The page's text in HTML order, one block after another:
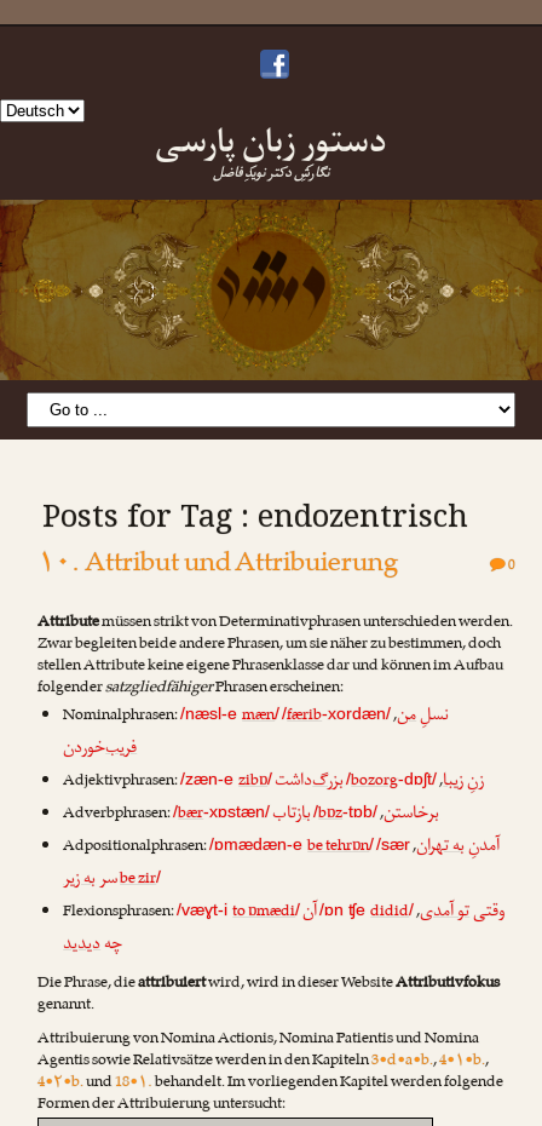
Sprache
دستورِ زبانِ پارسی
نگارشِ دکتر نویدِ فاضل
Posts for Tag : endozentrisch
۱۰. Attribut und Attribuierung 0
Attributemüssen strikt von Determinativphrasen unterschieden werden.
Zwar begleiten beide andere Phrasen, um sie näher zu bestimmen, doch
stellen Attribute keine eigene Phrasenklasse dar und können im Aufbau
folgendersatzgliedfähigerPhrasen erscheinen:
Nominalphrasen:/næsl-emæn/ نسلِمن,
/færib-xordæn/
فریب‌خوردن
Adjektivphrasen:/zæn-ezibɒ/ زنِزیبا,
/bozorg-dɒʃt/ بزرگ‌داشت
Adverbphrasen:/bær-xɒstæn/ برخاستن,
/bɒz-tɒb/ بازتاب
Adpositionalphrasen:/ɒmædæn-ebe tehrɒn/ آمدنِبه تهران,
/sær
be zir/ سربه زیر
Flexionsphrasen:/væɣt-ito ɒmædi/ وقتیتو آمدی,
/ɒn ʧedidid/
آن
چهدیدید
Die Phrase, dieattribuiertwird, wird in dieser WebsiteAttributivfokus
genannt.
Attribuierung von Nomina Actionis, Nomina Patientis und Nomina
Agentis sowie Relativsätze werden in den Kapiteln3•d•a•b.,4•۱•b.,
4•۲•b.und18•۱.behandelt. Im vorliegenden Kapitel werden folgende
Formen der Attribuierung untersucht: